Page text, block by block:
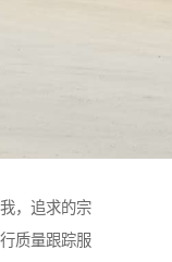
，追求的宗
质量跟踪服